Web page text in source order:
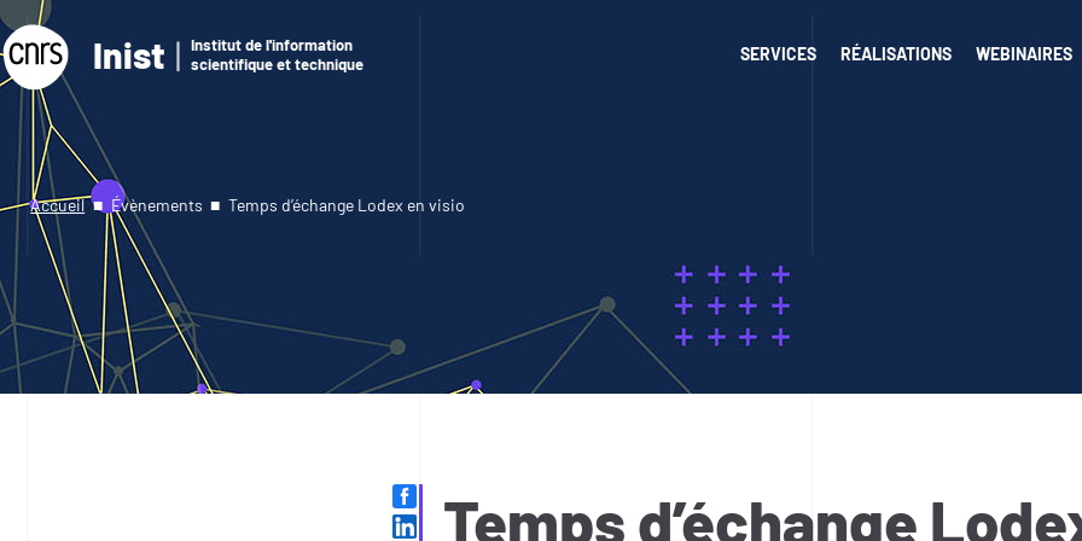
Inist
Institut de l'information
scientifique et technique
SERVICES RÉALISATIONS WEBINAIRES
Accueil Évènements Temps d’échange Lodex en visio
Temps d’échange